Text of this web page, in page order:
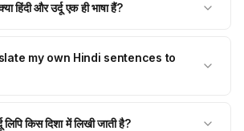
हिंदी और उर्दू एक ही भाषा हैं?
my own Hindi sentences to
लिपि किस दिशा में लिखी जाती है?